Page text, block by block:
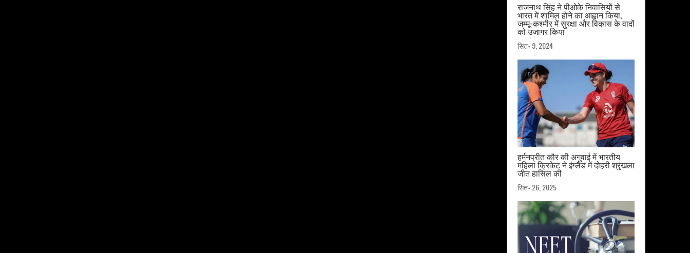
राजनाथ सिंह ने पीओके निवासियों से
भारत में शामिल होने का आह्वान किया,
जम्मू-कश्मीर में सुरक्षा और विकास के वादों
को उजागर किया
सित॰ 9, 2024
हर्मनप्रीत कौर की अगुवाई में भारतीय
महिला क्रिकेट ने इंग्लैंड में दोहरी श्रृंखला
जीत हासिल की
सित॰ 26, 2025